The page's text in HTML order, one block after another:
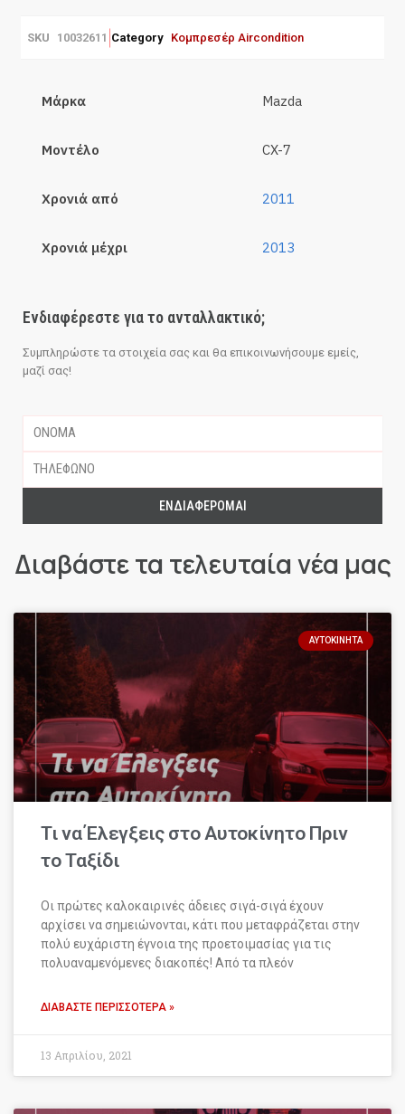
SKU 10032611 Category Κομπρεσέρ Aircondition
Μάρκα Mazda
Μοντέλο CX-7
Χρονιά από 2011
Χρονιά μέχρι 2013
Ενδιαφέρεστε για το ανταλλακτικό;
Συμπληρώστε τα στοιχεία σας και θα επικοινωνήσουμε εμείς,
μαζί σας!
ΕΝΔΙΑΦΈΡΟΜΑΙ
Διαβάστε τα τελευταία νέα μας
ΑΥΤΟΚΊΝΗΤΑ
Τι να Έλεγξεις στο Αυτοκίνητο Πριν
το Ταξίδι
Οι πρώτες καλοκαιρινές άδειες σιγά-σιγά έχουν
αρχίσει να σημειώνονται, κάτι που μεταφράζεται στην
πολύ ευχάριστη έγνοια της προετοιμασίας για τις
πολυαναμενόμενες διακοπές! Από τα πλεόν
ΔΙΑΒΆΣΤΕ ΠΕΡΙΣΣΌΤΕΡΑ »
13 Απριλίου, 2021